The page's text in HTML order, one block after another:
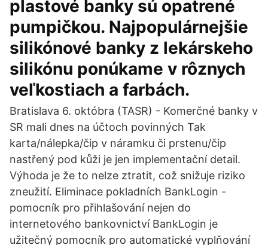
plastové banky sú opatrené
pumpičkou. Najpopulárnejšie
silikónové banky z lekárskeho
silikónu ponúkame v rôznych
veľkostiach a farbách.
Bratislava 6. októbra (TASR) - Komerčné banky v
SR mali dnes na účtoch povinných Tak
karta/nálepka/čip v náramku či prstenu/čip
nastřený pod kůži je jen implementační detail.
Výhoda je že to nelze ztratit, což snižuje riziko
zneužití. Eliminace pokladních BankLogin -
pomocník pro přihlašování nejen do
internetového bankovnictví BankLogin je
užitečný pomocník pro automatické vyplňování